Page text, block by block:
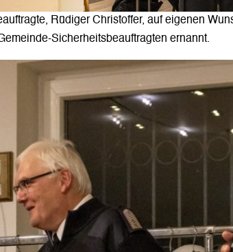
Rüdiger Christoffer, auf eigenen
Sicherheitsbeauftragten ernannt.